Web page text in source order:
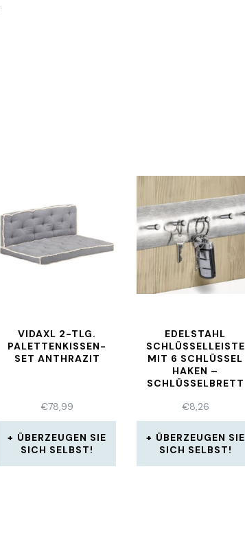
VIDAXL 2-TLG.
PALETTENKISSEN-
SET ANTHRAZIT
€78,99
ÜBERZEUGEN SIE
SICH SELBST!
EDELSTAHL
SCHLÜSSELLEISTE
MIT 6 SCHLÜSSEL
HAKEN –
SCHLÜSSELBRETT
€8,26
ÜBERZEUGEN SIE
SICH SELBST!